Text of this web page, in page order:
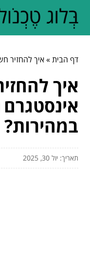
דף הבית»איך להחזיר
איך
במהירות?
תאריך: יול 30, 2025